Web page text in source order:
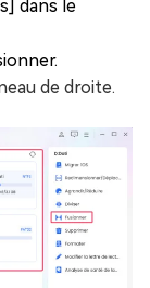
dans le
de droite.